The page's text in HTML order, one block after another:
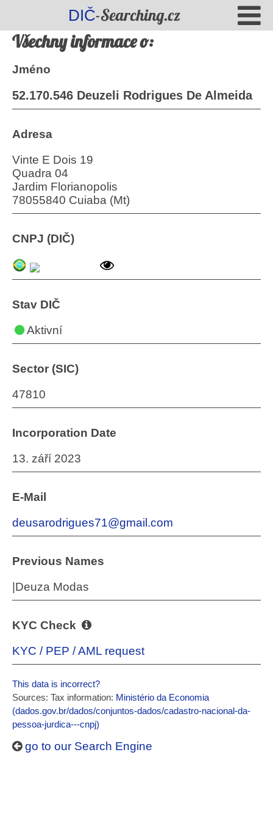
DIČ-Searching.cz
Všechny informace o:
Jméno
52.170.546 Deuzeli Rodrigues De Almeida
Adresa
Vinte E Dois 19
Quadra 04
Jardim Florianopolis
78055840 Cuiaba (Mt)
CNPJ (DIČ)
Stav DIČ
Aktivní
Sector (SIC)
47810
Incorporation Date
13. září 2023
E-Mail
deusarodrigues71@gmail.com
Previous Names
|Deuza Modas
KYC Check
KYC / PEP / AML request
This data is incorrect?
Sources: Tax information: Ministério da Economia
(dados.gov.br/dados/conjuntos-dados/cadastro-nacional-da-
pessoa-jurdica---cnpj)
go to our Search Engine